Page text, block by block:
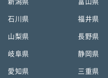
新潟県 富山県
石川県 福井県
山梨県 長野県
岐阜県 静岡県
愛知県 三重県